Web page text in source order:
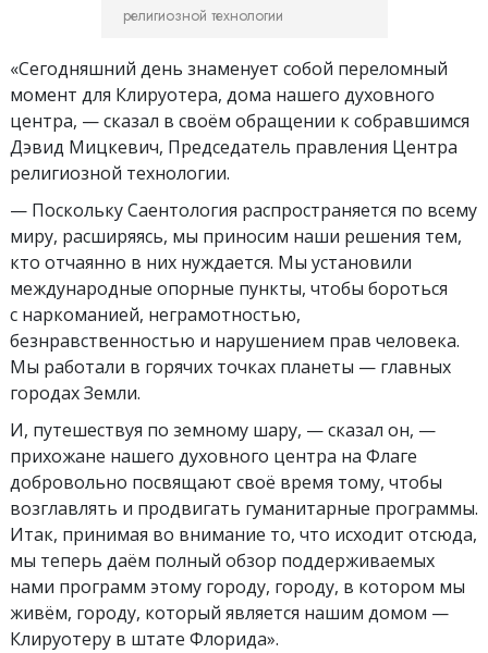
религиозной технологии
«Сегодняшний день знаменует собой переломный
момент для Клируотера, дома нашего духовного
центра, — сказал в своём обращении к собравшимся
Дэвид Мицкевич, Председатель правления Центра
религиозной технологии.
— Поскольку Саентология распространяется по всему
миру, расширяясь, мы приносим наши решения тем,
кто отчаянно в них нуждается. Мы установили
международные опорные пункты, чтобы бороться
с наркоманией, неграмотностью,
безнравственностью и нарушением прав человека.
Мы работали в горячих точках планеты — главных
городах Земли.
И, путешествуя по земному шару, — сказал он, —
прихожане нашего духовного центра на Флаге
добровольно посвящают своё время тому, чтобы
возглавлять и продвигать гуманитарные программы.
Итак, принимая во внимание то, что исходит отсюда,
мы теперь даём полный обзор поддерживаемых
нами программ этому городу, городу, в котором мы
живём, городу, который является нашим домом —
Клируотеру в штате Флорида».